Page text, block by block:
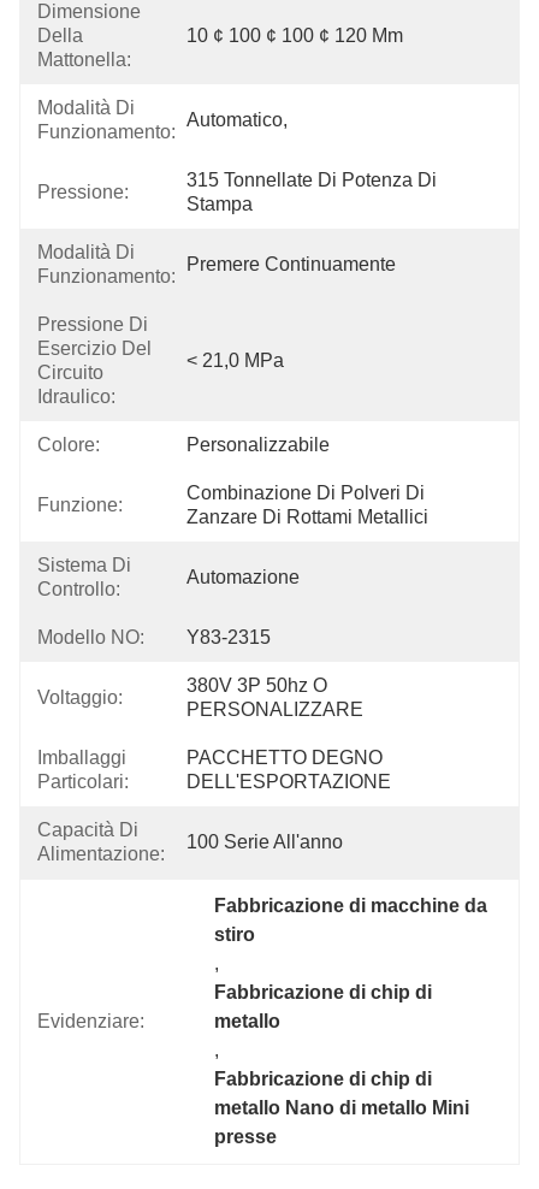
Dimensione
Della
Mattonella:
10 ¢ 100 ¢ 100 ¢ 120 Mm
Modalità Di
Funzionamento:
Automatico,
Pressione:
315 Tonnellate Di Potenza Di
Stampa
Modalità Di
Funzionamento:
Premere Continuamente
Pressione Di
Esercizio Del
Circuito
Idraulico:
< 21,0 MPa
Colore: Personalizzabile
Funzione:
Combinazione Di Polveri Di
Zanzare Di Rottami Metallici
Sistema Di
Controllo:
Automazione
Modello NO: Y83-2315
Voltaggio:
380V 3P 50hz O
PERSONALIZZARE
Imballaggi
Particolari:
PACCHETTO DEGNO
DELL'ESPORTAZIONE
Capacità Di
Alimentazione:
100 Serie All'anno
Evidenziare:
Fabbricazione di macchine da
stiro
,
Fabbricazione di chip di
metallo
,
Fabbricazione di chip di
metallo Nano di metallo Mini
presse